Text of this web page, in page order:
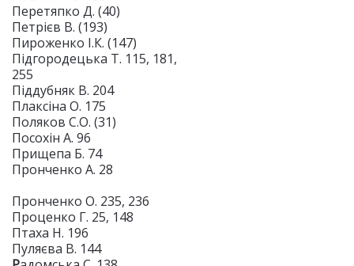
Перетяпко Д. (40)
Петрієв В. (193)
Пироженко І.К. (147)
Підгородецька Т. 115, 181,
255
Піддубняк В. 204
Плаксіна О. 175
Поляков С.О. (31)
Посохін А. 96
Прищепа Б. 74
Пронченко А. 28
Пронченко О. 235, 236
Проценко Г. 25, 148
Птаха Н. 196
Пуляєва В. 144